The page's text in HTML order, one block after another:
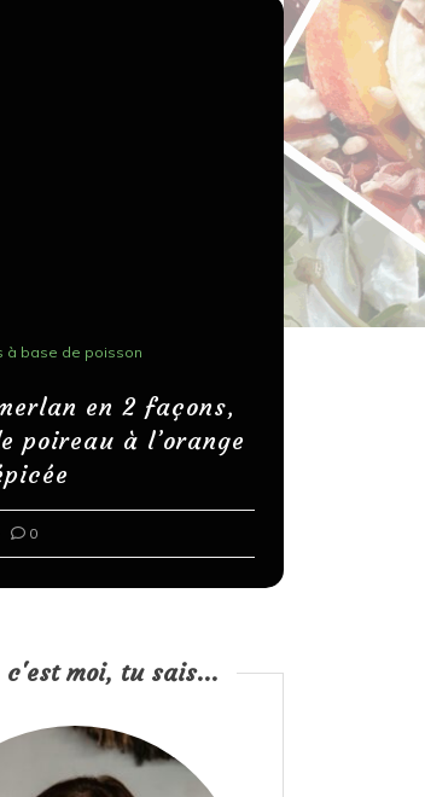
à base de poisson
en 2 façons,
poireau à l’orange
0
c'est moi, tu sais...